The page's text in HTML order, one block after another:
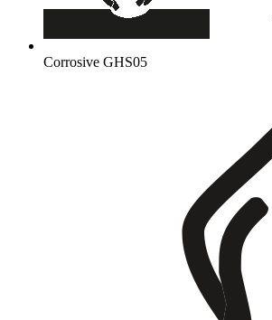
Corrosive GHS05